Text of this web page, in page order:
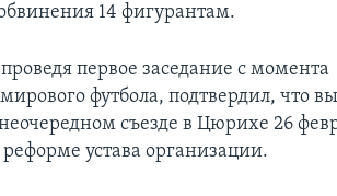
14 фигурантам.
первое заседание с момента
футбола, подтвердил, что
съезде в Цюрихе 26
устава организации.